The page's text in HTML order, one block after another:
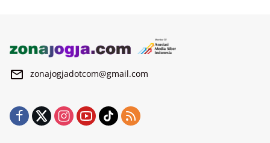
zonajogjadotcom@gmail.com